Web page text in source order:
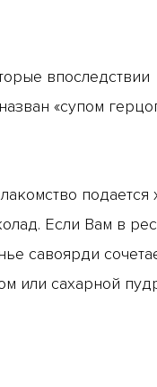
впоследствии
«супом
подается
Если Вам в
савоярди
или сахарной